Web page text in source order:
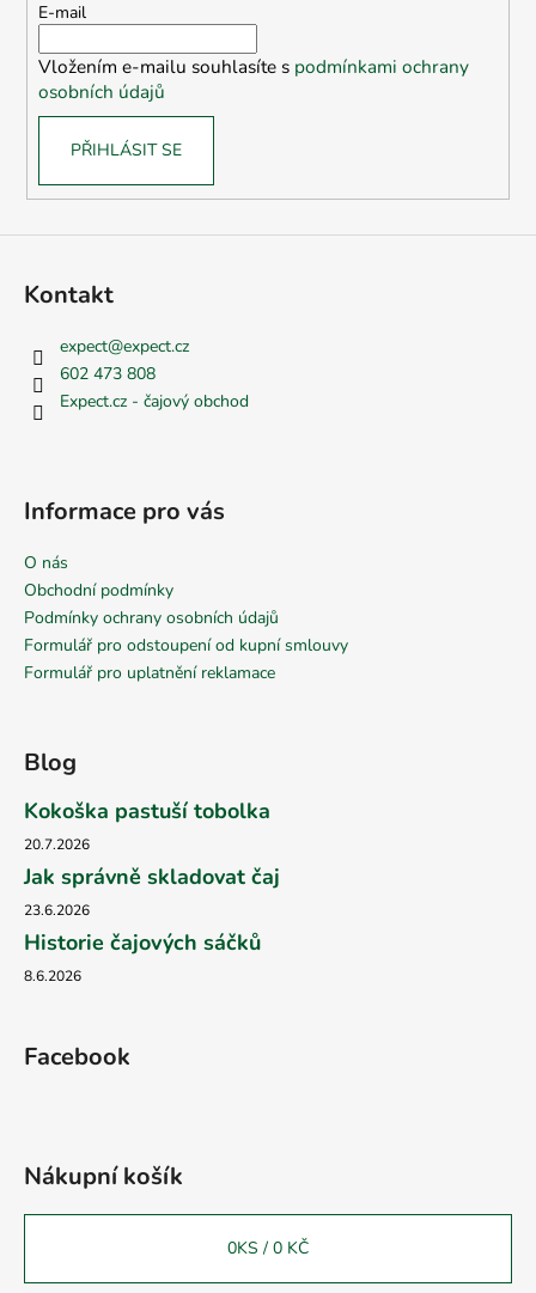
E-mail
Vložením e-mailu souhlasíte s podmínkami ochrany
osobních údajů
PŘIHLÁSIT SE
Kontakt
expect@expect.cz
602 473 808
Expect.cz - čajový obchod
Informace pro vás
O nás
Obchodní podmínky
Podmínky ochrany osobních údajů
Formulář pro odstoupení od kupní smlouvy
Formulář pro uplatnění reklamace
Blog
Kokoška pastuší tobolka
20.7.2026
Jak správně skladovat čaj
23.6.2026
Historie čajových sáčků
8.6.2026
Facebook
Nákupní košík
0KS / 0 KČ